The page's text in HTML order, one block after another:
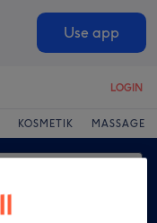
Use app
LOGIN
KOSMETIK MASSAGE